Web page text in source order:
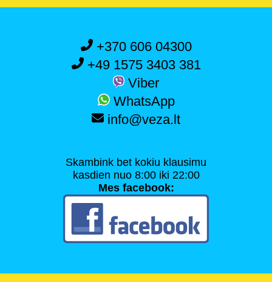
+370 606 04300
+49 1575 3403 381
Viber
WhatsApp
info@veza.lt
Skambink bet kokiu klausimu
kasdien nuo 8:00 iki 22:00
Mes facebook: